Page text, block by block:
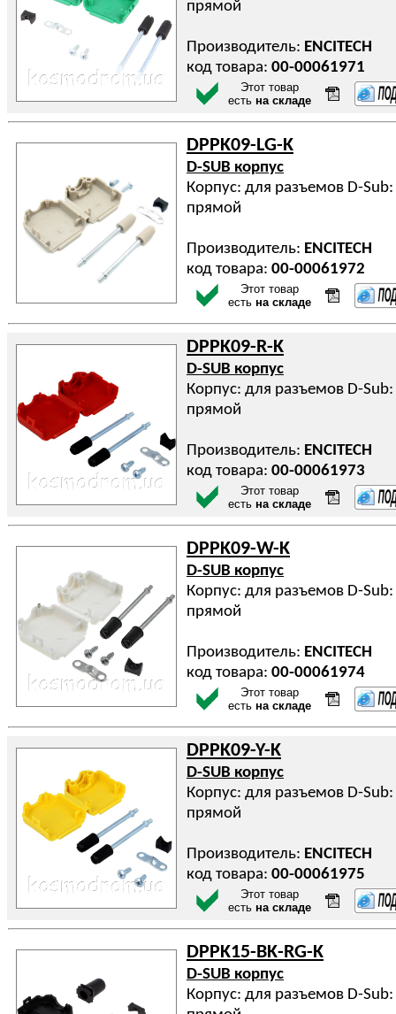
прямой
Производитель: ENCITECH
код товара: 00-00061971
Этот товар
есть на складе
DPPK09-LG-K
D-SUB корпус
Корпус: для разъемов D-
прямой
Производитель: ENCITECH
код товара: 00-00061972
Этот товар
есть на складе
DPPK09-R-K
D-SUB корпус
Корпус: для разъемов D-
прямой
Производитель: ENCITECH
код товара: 00-00061973
Этот товар
есть на складе
DPPK09-W-K
D-SUB корпус
Корпус: для разъемов D-
прямой
Производитель: ENCITECH
код товара: 00-00061974
Этот товар
есть на складе
DPPK09-Y-K
D-SUB корпус
Корпус: для разъемов D-
прямой
Производитель: ENCITECH
код товара: 00-00061975
Этот товар
есть на складе
DPPK15-BK-RG-K
D-SUB корпус
Корпус: для разъемов D-